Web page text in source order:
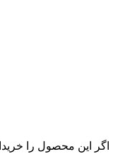
اگر این محصول را